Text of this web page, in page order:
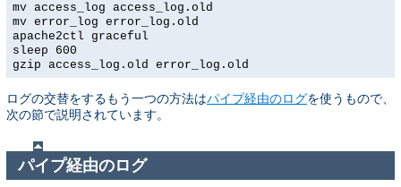
mv access_log access_log.old
mv error_log error_log.old
apache2ctl graceful
sleep 600
gzip access_log.old error_log.old
ログの交替をするもう一つの方法はパイプ経由のログを使うもので、
次の節で説明されています。
パイプ経由のログ